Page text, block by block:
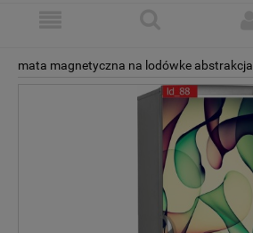
mata magnetyczna na lodówke abstrakcja